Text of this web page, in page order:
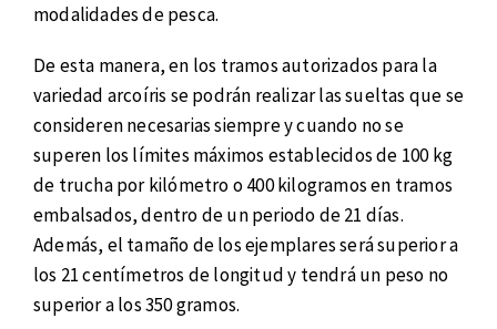
modalidades de pesca.
De esta manera, en los tramos autorizados para la
variedad arcoíris se podrán realizar las sueltas que se
consideren necesarias siempre y cuando no se
superen los límites máximos establecidos de 100 kg
de trucha por kilómetro o 400 kilogramos en tramos
embalsados, dentro de un periodo de 21 días.
Además, el tamaño de los ejemplares será superior a
los 21 centímetros de longitud y tendrá un peso no
superior a los 350 gramos.